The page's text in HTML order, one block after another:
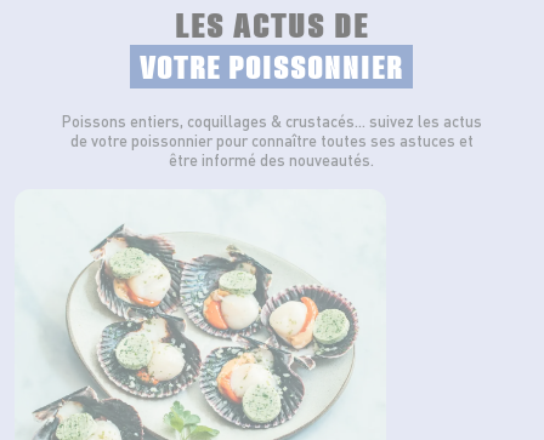
LES ACTUS DE
VOTRE POISSONNIER
Poissons entiers, coquillages & crustacés… suivez les actus
de votre poissonnier pour connaître toutes ses astuces et
être informé des nouveautés.